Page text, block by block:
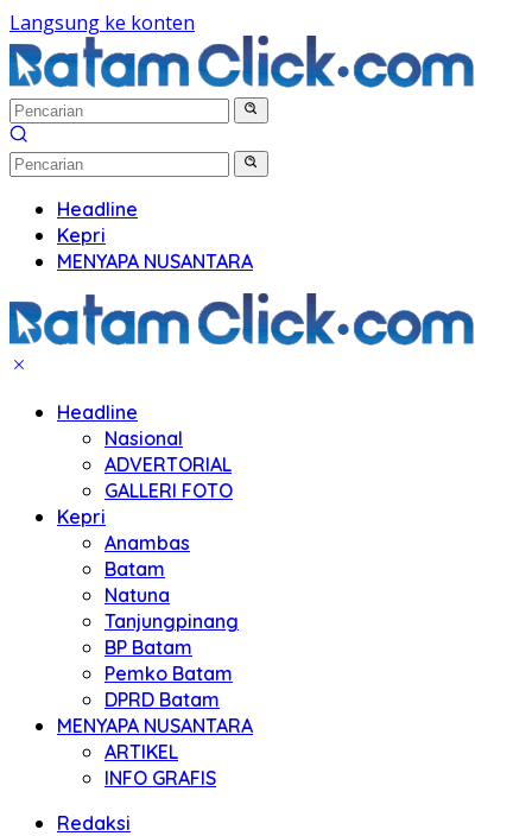
Langsung ke konten
Headline
Kepri
MENYAPA NUSANTARA
Headline
Nasional
ADVERTORIAL
GALLERI FOTO
Kepri
Anambas
Batam
Natuna
Tanjungpinang
BP Batam
Pemko Batam
DPRD Batam
MENYAPA NUSANTARA
ARTIKEL
INFO GRAFIS
Redaksi